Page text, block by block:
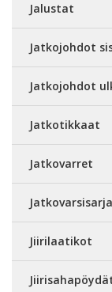
Jalustat
Jatkojohdot
Jatkojohdot
Jatkotikkaat
Jatkovarret
Jiirilaatikot